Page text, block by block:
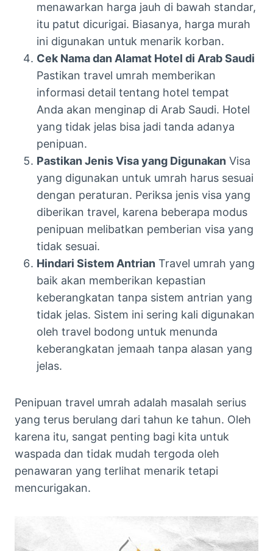
menawarkan harga jauh di bawah standar,
itu patut dicurigai. Biasanya, harga murah
ini digunakan untuk menarik korban.
Cek Nama dan Alamat Hotel di Arab Saudi
Pastikan travel umrah memberikan
informasi detail tentang hotel tempat
Anda akan menginap di Arab Saudi. Hotel
yang tidak jelas bisa jadi tanda adanya
penipuan.
Pastikan Jenis Visa yang Digunakan Visa
yang digunakan untuk umrah harus sesuai
dengan peraturan. Periksa jenis visa yang
diberikan travel, karena beberapa modus
penipuan melibatkan pemberian visa yang
tidak sesuai.
Hindari Sistem Antrian Travel umrah yang
baik akan memberikan kepastian
keberangkatan tanpa sistem antrian yang
tidak jelas. Sistem ini sering kali digunakan
oleh travel bodong untuk menunda
keberangkatan jemaah tanpa alasan yang
jelas.
Penipuan travel umrah adalah masalah serius
yang terus berulang dari tahun ke tahun. Oleh
karena itu, sangat penting bagi kita untuk
waspada dan tidak mudah tergoda oleh
penawaran yang terlihat menarik tetapi
mencurigakan.